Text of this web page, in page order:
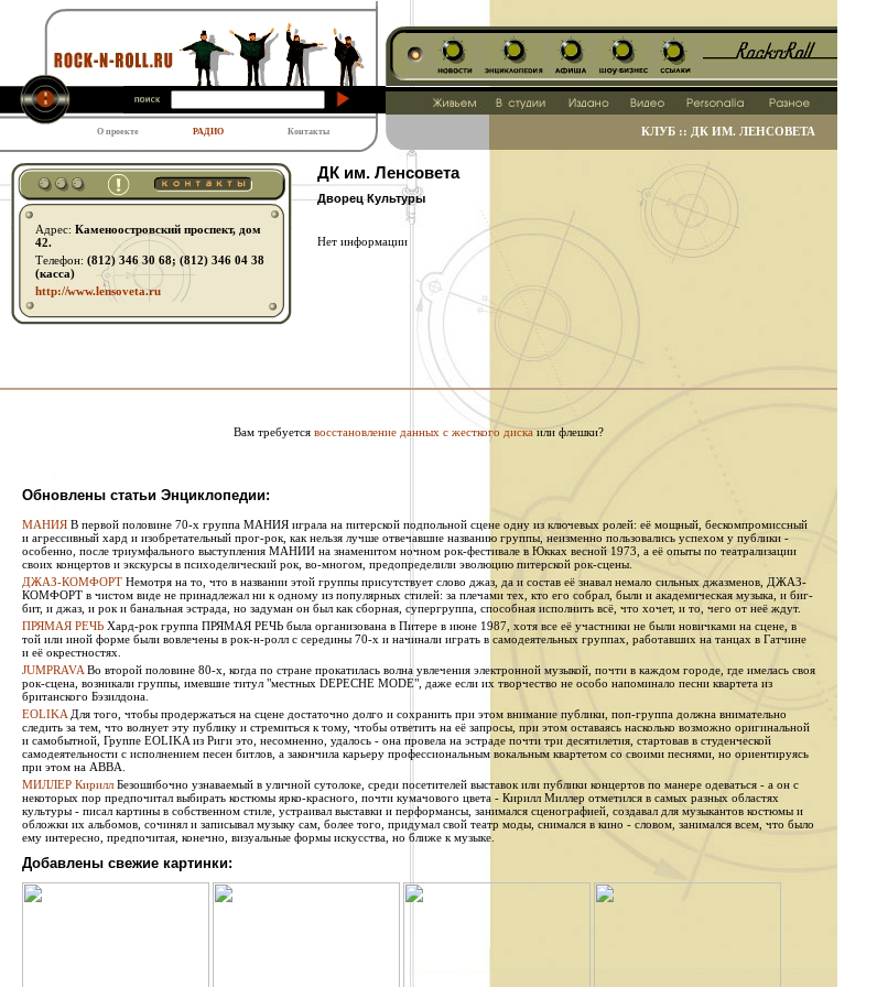
О проекте РАДИО Контакты КЛУБ :: ДК ИМ. ЛЕНСОВЕТА
Адрес: Каменоостровский проспект, дом
42.
Телефон: (812) 346 30 68; (812) 346 04 38
(касса)
http:// www.lensoveta.ru
ДК им. Ленсовета
Дворец Культуры
Нет информации
Вам требуется восстановление данных с жесткого дискаили флешки?
Обновлены статьи Энциклопедии:
МАНИЯ В первой половине 70-х группа МАНИЯ играла на питерской подпольной сцене одну из ключевых ролей: её мощный, бескомпромиссный
и агрессивный хард и изобретательный прог-рок, как нельзя лучше отвечавшие названию группы, неизменно пользовались успехом у публики -
особенно, после триумфального выступления МАНИИ на знаменитом ночном рок-фестивале в Юкках весной 1973, а её опыты по театрализации
своих концертов и экскурсы в психоделический рок, во-многом, предопределили эволюцию питерской рок-сцены.
ДЖАЗ-КОМФОРТ Немотря на то, что в названии этой группы присутствует слово джаз, да и состав её знавал немало сильных джазменов, ДЖАЗ-
КОМФОРТ в чистом виде не принадлежал ни к одному из популярных стилей: за плечами тех, кто его собрал, были и академическая музыка, и биг-
бит, и джаз, и рок и банальная эстрада, но задуман он был как сборная, супергруппа, способная исполнить всё, что хочет, и то, чего от неё ждут.
ПРЯМАЯ РЕЧЬ Хард-рок группа ПРЯМАЯ РЕЧЬ была организована в Питере в июне 1987, хотя все её участники не были новичками на сцене, в
той или иной форме были вовлечены в рок-н-ролл с середины 70-х и начинали играть в самодеятельных группах, работавших на танцах в Гатчине
и её окрестностях.
JUMPRAVA Во второй половине 80-х, когда по стране прокатилась волна увлечения электронной музыкой, почти в каждом городе, где имелась своя
рок-сцена, возникали группы, имевшие титул "местных DEPECHE MODE", даже если их творчество не особо напоминало песни квартета из
британского Бэзилдона.
EOLIKA Для того, чтобы продержаться на сцене достаточно долго и сохранить при этом внимание публики, поп-группа должна внимательно
следить за тем, что волнует эту публику и стремиться к тому, чтобы ответить на её запросы, при этом оставаясь насколько возможно оригинальной
и самобытной, Группе EOLIKA из Риги это, несомненно, удалось - она провела на эстраде почти три десятилетия, стартовав в студенческой
самодеятельности с исполнением песен битлов, а закончила карьеру профессиональным вокальным квартетом со своими песнями, но ориентируясь
при этом на ABBA.
МИЛЛЕР Кирилл Безошибочно узнаваемый в уличной сутолоке, среди посетителей выставок или публики концертов по манере одеваться - а он с
некоторых пор предпочитал выбирать костюмы ярко-красного, почти кумачового цвета - Кирилл Миллер отметился в самых разных областях
культуры - писал картины в собственном стиле, устраивал выставки и перформансы, занимался сценографией, создавал для музыкантов костюмы и
обложки их альбомов, сочинял и записывал музыку сам, более того, придумал свой театр моды, снимался в кино - словом, занимался всем, что было
ему интересно, предпочитая, конечно, визуальные формы искусства, но ближе к музыке.
Добавлены свежие картинки: